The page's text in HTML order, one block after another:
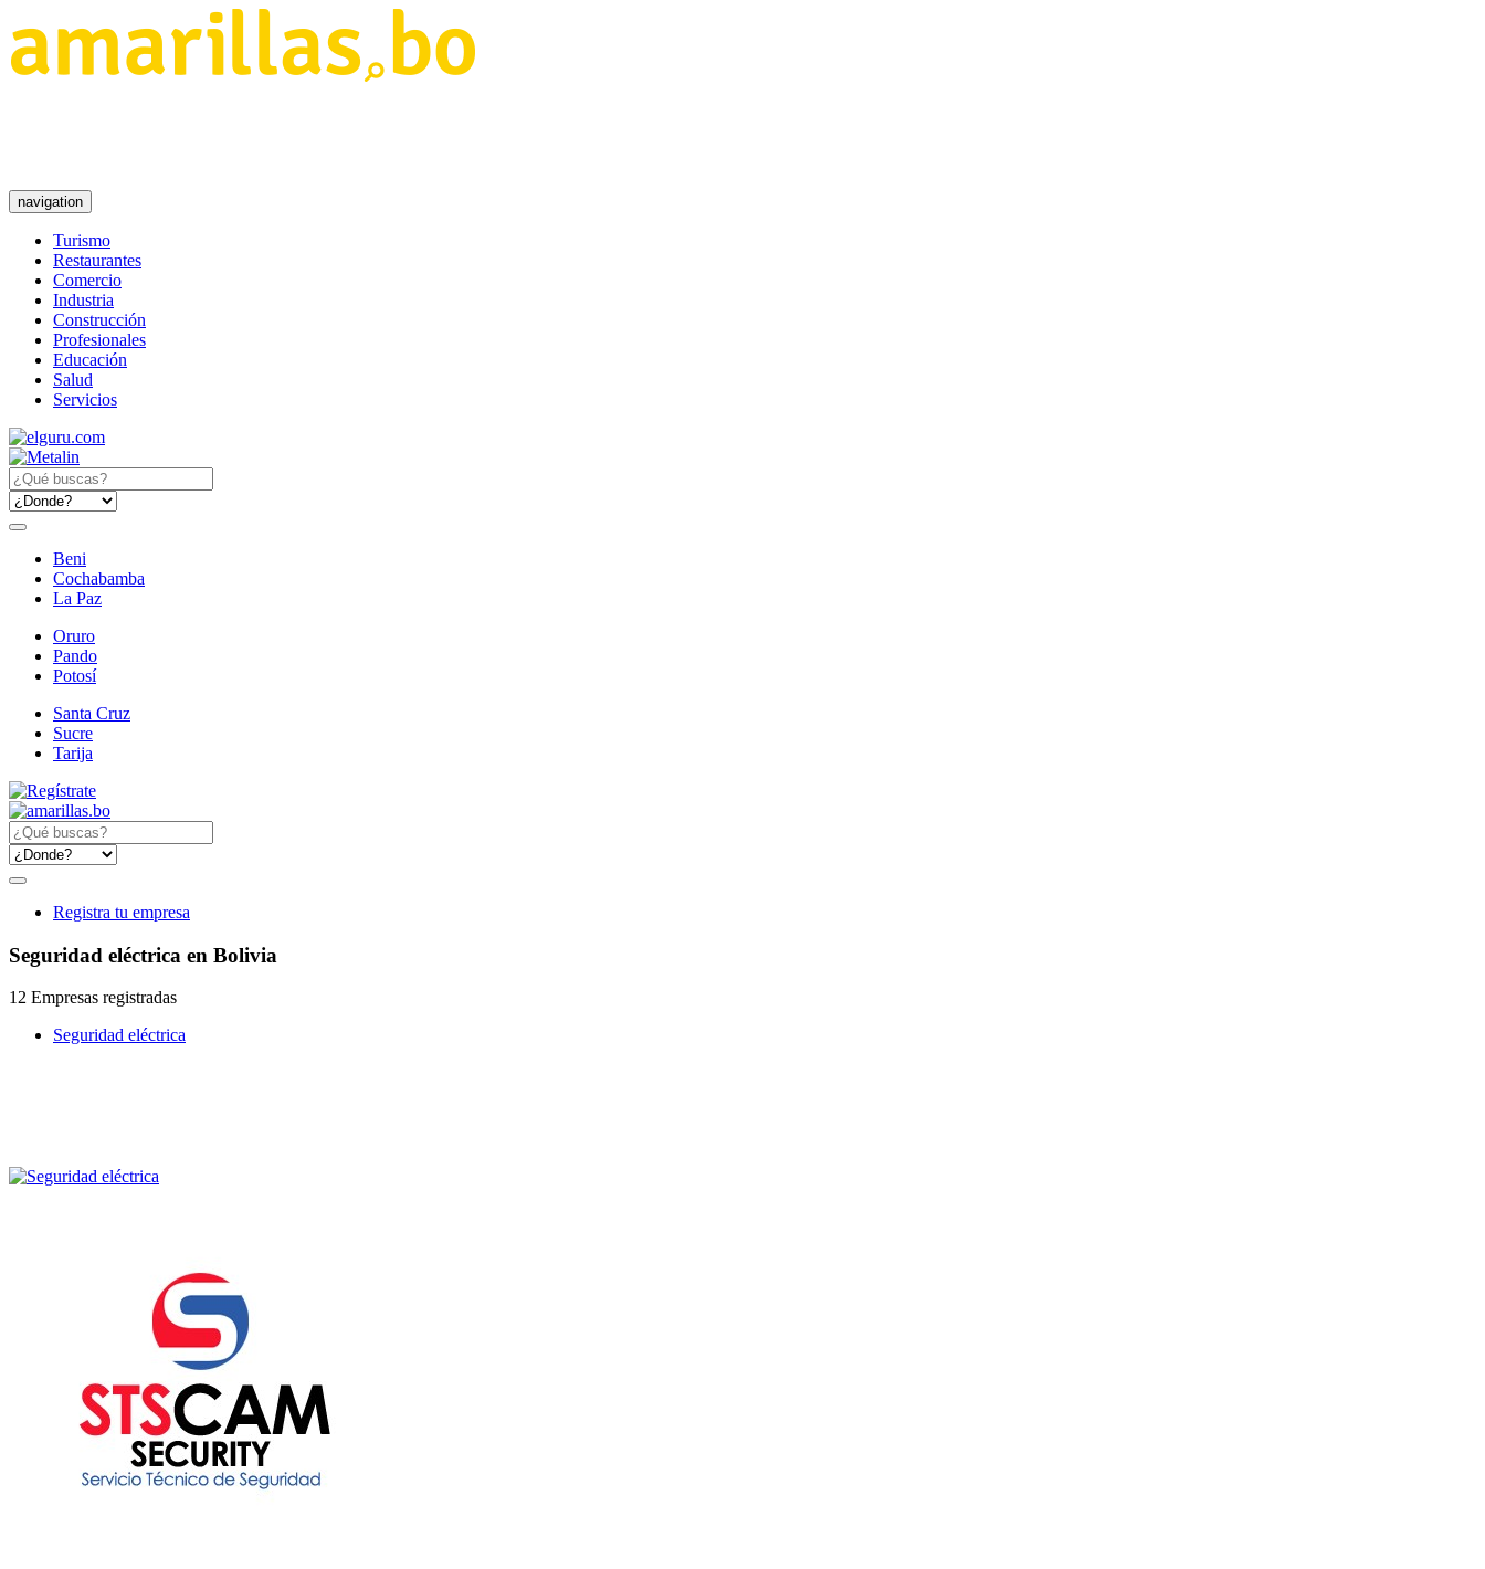
navigation
Turismo
Restaurantes
Comercio
Industria
Construcción
Profesionales
Educación
Salud
Servicios
Beni
Cochabamba
La Paz
Oruro
Pando
Potosí
Santa Cruz
Sucre
Tarija
Registra tu empresa
Seguridad eléctrica en Bolivia
12 Empresas registradas
Seguridad eléctrica